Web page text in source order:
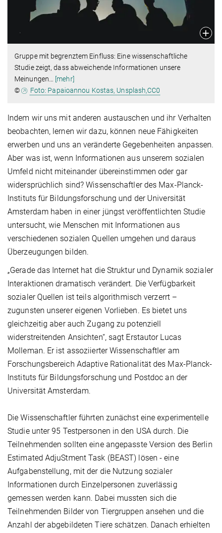
Gruppe mit begrenztem Einfluss: Eine wissenschaftliche
Studie zeigt, dass abweichende Informationen unsere
Meinungen… [mehr]
©
Foto: Papaioannou Kostas, Unsplash,CC0
Indem wir uns mit anderen austauschen und ihr Verhalten
beobachten, lernen wir dazu, können neue Fähigkeiten
erwerben und uns an veränderte Gegebenheiten anpassen.
Aber was ist, wenn Informationen aus unserem sozialen
Umfeld nicht miteinander übereinstimmen oder gar
widersprüchlich sind? Wissenschaftler des Max-Planck-
Instituts für Bildungsforschung und der Universität
Amsterdam haben in einer jüngst veröffentlichten Studie
untersucht, wie Menschen mit Informationen aus
verschiedenen sozialen Quellen umgehen und daraus
Überzeugungen bilden.
„Gerade das Internet hat die Struktur und Dynamik sozialer
Interaktionen dramatisch verändert. Die Verfügbarkeit
sozialer Quellen ist teils algorithmisch verzerrt –
zugunsten unserer eigenen Vorlieben. Es bietet uns
gleichzeitig aber auch Zugang zu potenziell
widerstreitenden Ansichten“, sagt Erstautor Lucas
Molleman. Er ist assoziierter Wissenschaftler am
Forschungsbereich Adaptive Rationalität des Max-Planck-
Instituts für Bildungsforschung und Postdoc an der
Universität Amsterdam.
Die Wissenschaftler führten zunächst eine experimentelle
Studie unter 95 Testpersonen in den USA durch. Die
Teilnehmenden sollten eine angepasste Version des Berlin
Estimated AdjuStment Task (BEAST) lösen - eine
Aufgabenstellung, mit der die Nutzung sozialer
Informationen durch Einzelpersonen zuverlässig
gemessen werden kann. Dabei mussten sich die
Teilnehmenden Bilder von Tiergruppen ansehen und die
Anzahl der abgebildeten Tiere schätzen. Danach erhielten